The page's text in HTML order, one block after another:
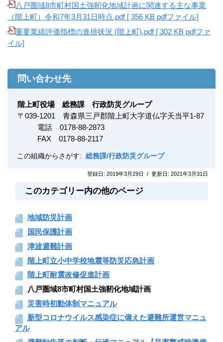
八戸圏域8市町村国土強靭化地域計画に関連する主な事業
（階上町）令和7年3月31日時点.pdf [ 356 KB pdfファイル]
重要業績評価指標の進捗状況 (階上町).pdf [ 302 KB pdfファ
イル]
問い合わせ先
階上町役場 総務課 行政防災グループ
〒 039-1201
青森県三戸郡階上町大字道仏字天当平1-87
電話 0178-88-2873
FAX 0178-88-2117
この組織からさがす: 総務課/行政防災グループ
登録日: 2019年3月29日 / 更新日: 2021年3月31日
このカテゴリー内の他のページ
地域防災計画
国民保護計画
津波避難計画
階上町立小中学校地震等防災応急計画
階上町耐震改修促進計画
八戸圏域8市町村国土強靭化地域計画
災害時初動体制マニュアル
新型コロナウイルス感染症に備えた避難所運営マニュ
アル